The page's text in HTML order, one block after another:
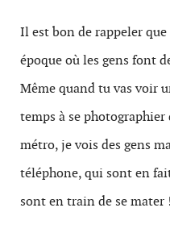
Il est bon de rappeler que
époque où les gens font
Même quand tu vas voir
temps à se
métro, je vois des gens
téléphone, qui sont en
sont en train de se mater